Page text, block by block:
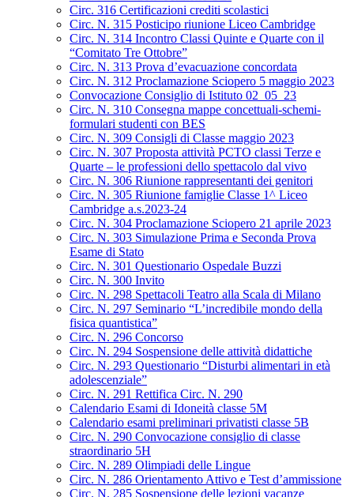
Circ. 316 Certificazioni crediti scolastici
Circ. N. 315 Posticipo riunione Liceo Cambridge
Circ. N. 314 Incontro Classi Quinte e Quarte con il
“Comitato Tre Ottobre”
Circ. N. 313 Prova d’evacuazione concordata
Circ. N. 312 Proclamazione Sciopero 5 maggio 2023
Convocazione Consiglio di Istituto 02_05_23
Circ. N. 310 Consegna mappe concettuali-schemi-
formulari studenti con BES
Circ. N. 309 Consigli di Classe maggio 2023
Circ. N. 307 Proposta attività PCTO classi Terze e
Quarte – le professioni dello spettacolo dal vivo
Circ. N. 306 Riunione rappresentanti dei genitori
Circ. N. 305 Riunione famiglie Classe 1^ Liceo
Cambridge a.s.2023-24
Circ. N. 304 Proclamazione Sciopero 21 aprile 2023
Circ. N. 303 Simulazione Prima e Seconda Prova
Esame di Stato
Circ. N. 301 Questionario Ospedale Buzzi
Circ. N. 300 Invito
Circ. N. 298 Spettacoli Teatro alla Scala di Milano
Circ. N. 297 Seminario “L’incredibile mondo della
fisica quantistica”
Circ. N. 296 Concorso
Circ. N. 294 Sospensione delle attività didattiche
Circ. N. 293 Questionario “Disturbi alimentari in età
adolescenziale”
Circ. N. 291 Rettifica Circ. N. 290
Calendario Esami di Idoneità classe 5M
Calendario esami preliminari privatisti classe 5B
Circ. N. 290 Convocazione consiglio di classe
straordinario 5H
Circ. N. 289 Olimpiadi delle Lingue
Circ. N. 286 Orientamento Attivo e Test d’ammissione
Circ. N. 285 Sospensione delle lezioni vacanze